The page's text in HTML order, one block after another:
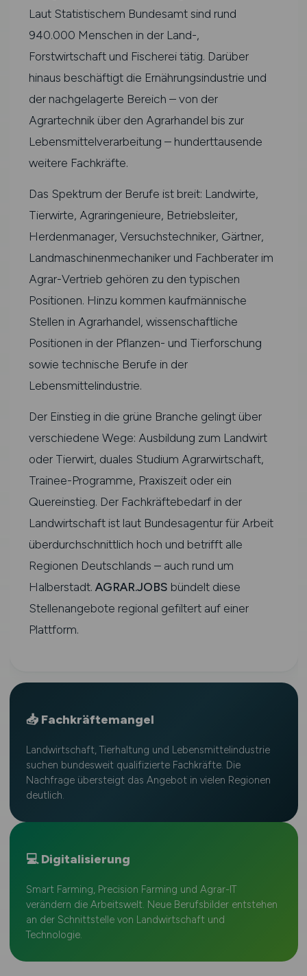
Laut Statistischem Bundesamt sind rund
940.000 Menschen in der Land-,
Forstwirtschaft und Fischerei tätig. Darüber
hinaus beschäftigt die Ernährungsindustrie und
der nachgelagerte Bereich – von der
Agrartechnik über den Agrarhandel bis zur
Lebensmittelverarbeitung – hunderttausende
weitere Fachkräfte.
Das Spektrum der Berufe ist breit: Landwirte,
Tierwirte, Agraringenieure, Betriebsleiter,
Herdenmanager, Versuchstechniker, Gärtner,
Landmaschinenmechaniker und Fachberater im
Agrar-Vertrieb gehören zu den typischen
Positionen. Hinzu kommen kaufmännische
Stellen in Agrarhandel, wissenschaftliche
Positionen in der Pflanzen- und Tierforschung
sowie technische Berufe in der
Lebensmittelindustrie.
Der Einstieg in die grüne Branche gelingt über
verschiedene Wege: Ausbildung zum Landwirt
oder Tierwirt, duales Studium Agrarwirtschaft,
Trainee-Programme, Praxiszeit oder ein
Quereinstieg. Der Fachkräftebedarf in der
Landwirtschaft ist laut Bundesagentur für Arbeit
überdurchschnittlich hoch und betrifft alle
Regionen Deutschlands – auch rund um
Halberstadt. AGRAR.JOBS bündelt diese
Stellenangebote regional gefiltert auf einer
Plattform.
📥 Fachkräftemangel
Landwirtschaft, Tierhaltung und Lebensmittelindustrie
suchen bundesweit qualifizierte Fachkräfte. Die
Nachfrage übersteigt das Angebot in vielen Regionen
deutlich.
💻 Digitalisierung
Smart Farming, Precision Farming und Agrar-IT
verändern die Arbeitswelt. Neue Berufsbilder entstehen
an der Schnittstelle von Landwirtschaft und
Technologie.